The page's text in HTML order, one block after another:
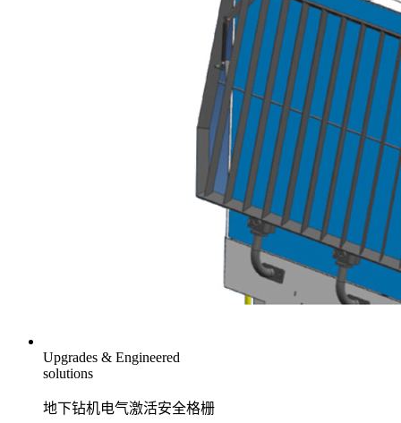
Upgrades & Engineered
solutions
地下钻机电气激活安全格栅